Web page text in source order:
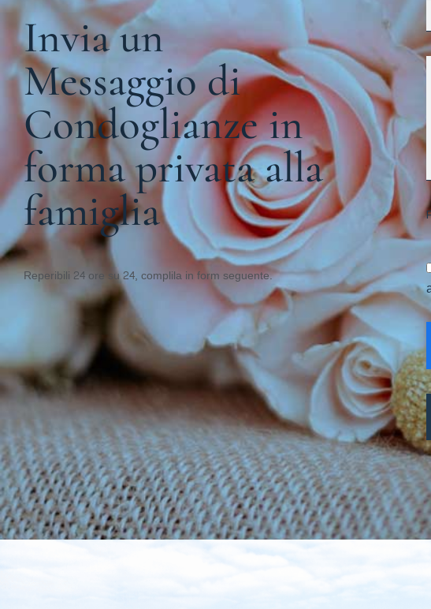
Invia un
Messaggio di
Condoglianze in
forma privata alla
famiglia
Reperibili 24 ore su 24, complila in form seguente.